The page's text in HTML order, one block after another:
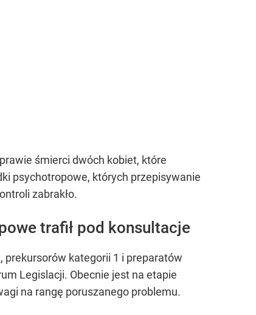
śmierci dwóch kobiet, które
psychotropowe, których przepisywanie
zabrakło.
trafił pod konsultacje
kategorii 1 i preparatów
Legislacji. Obecnie jest na etapie
na rangę poruszanego problemu.